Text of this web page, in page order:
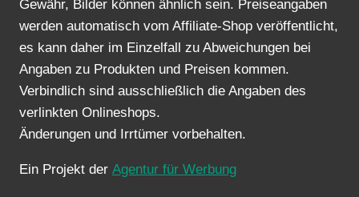
Gewähr, Bilder können ähnlich sein. Preiseangaben
werden automatisch vom Affiliate-Shop veröffentlicht,
es kann daher im Einzelfall zu Abweichungen bei
Angaben zu Produkten und Preisen kommen.
Verbindlich sind ausschließlich die Angaben des
verlinkten Onlineshops.
Änderungen und Irrtümer vorbehalten.
Ein Projekt der Agentur für Werbung